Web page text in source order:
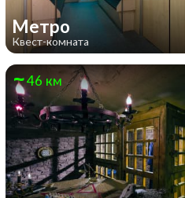
Метро
Квест-комната
46 км